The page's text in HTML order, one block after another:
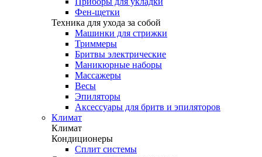
Фен-щетки
Техника для ухода за собой
Машинки для стрижки
Триммеры
Бритвы электрические
Маникюрные наборы
Массажеры
Весы
Эпиляторы
Аксессуары для бритв и эпиляторов
Климат
Климат
Кондиционеры
Сплит системы